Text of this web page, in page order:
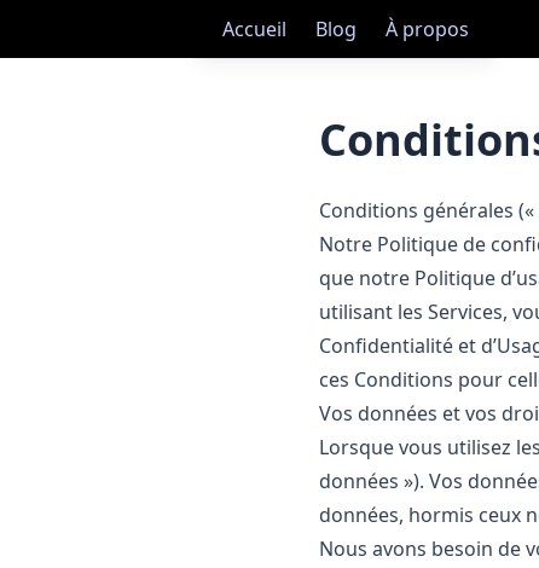
Accueil Blog À propos
Conditions générales
Notre Politique de
que notre Politique
utilisant les Services,
Confidentialité et
ces Conditions pour
Vos données et vos
Lorsque vous utilisez
données »). Vos
données, hormis ceux
Nous avons besoin de